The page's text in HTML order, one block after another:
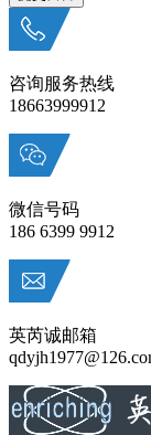
咨询服务热线
18663999912
微信号码
186 6399 9912
英芮诚邮箱